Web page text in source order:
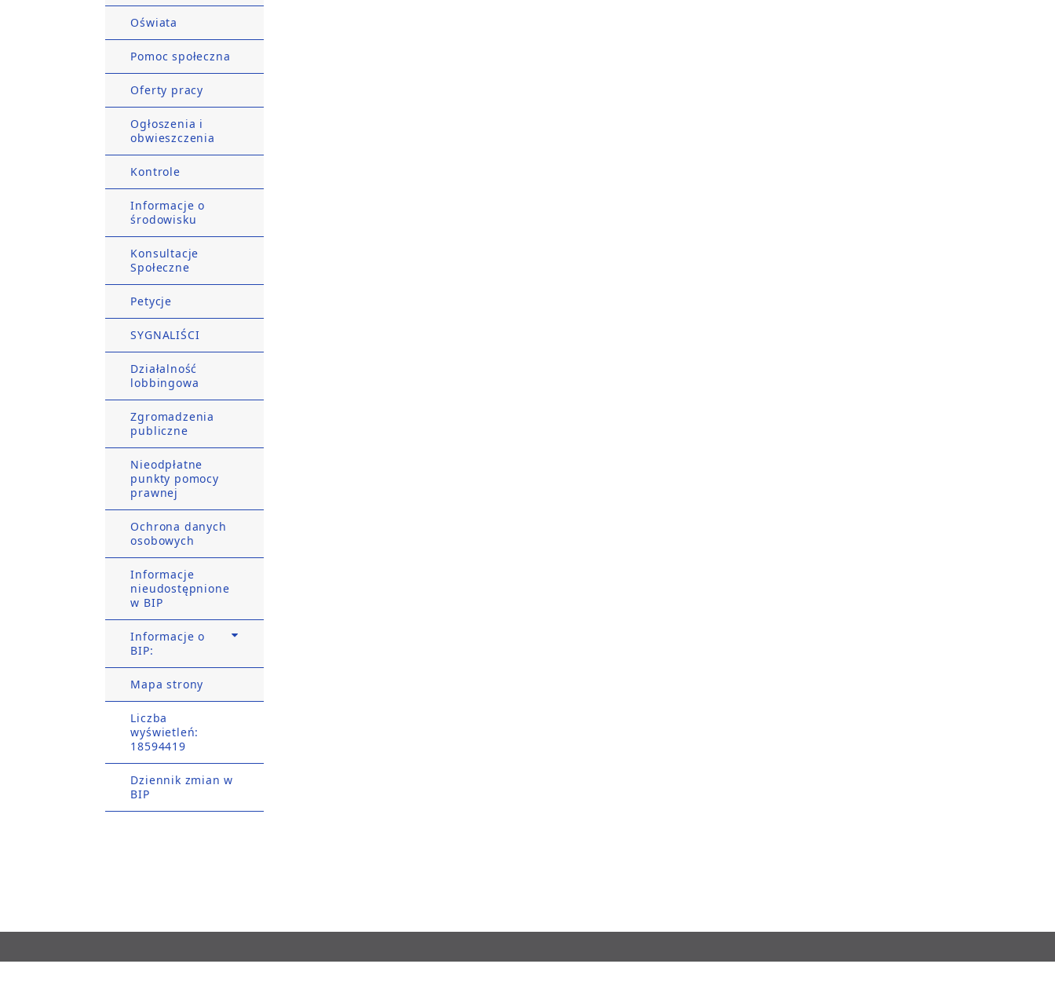
Oświata
Pomoc społeczna
Oferty pracy
Ogłoszenia i
obwieszczenia
Kontrole
Informacje o
środowisku
Konsultacje
Społeczne
Petycje
SYGNALIŚCI
Działalność
lobbingowa
Zgromadzenia
publiczne
Nieodpłatne
punkty pomocy
prawnej
Ochrona danych
osobowych
Informacje
nieudostępnione
w BIP
Informacje o
BIP:
Mapa strony
Liczba
wyświetleń:
18594419
Dziennik zmian w
BIP